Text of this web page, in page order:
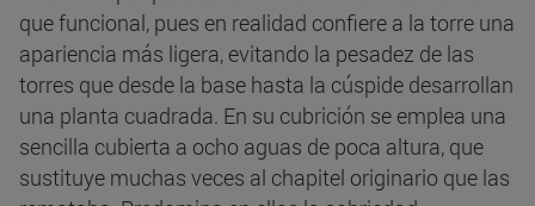
que funcional, pues en realidad confiere a la torre una
apariencia más ligera, evitando la pesadez de las
torres que desde la base hasta la cúspide desarrollan
una planta cuadrada. En su cubrición se emplea una
sencilla cubierta a ocho aguas de poca altura, que
sustituye muchas veces al chapitel originario que las